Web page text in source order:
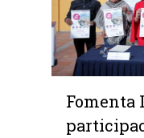
Fomenta